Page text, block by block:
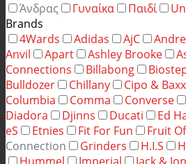
Άνδρας
Γυναίκα Παιδί
Brands
4Wards
Adidas AjC
Anvil
Apart Ashley Brooke
Connections
Billabong
Bulldozer
Chillany Cipo & Baxx
Columbia
Comma Converse
Diadora
Djinns Ducati Ed
eS
Etnies Fit For Fun Fruit
Connection
Grinders H.I.S